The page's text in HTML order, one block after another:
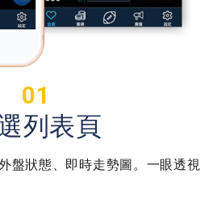
01
列表頁
盤狀態、即時走勢圖。一眼透視